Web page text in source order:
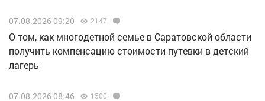
07.08.2026 09:20 2147
О том, как многодетной семье в Саратовской области
получить компенсацию стоимости путевки в детский
лагерь
07.08.2026 08:46 1500